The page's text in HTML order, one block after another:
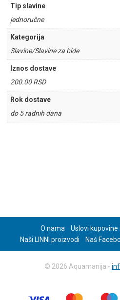
Tip slavine
jednoručne
Kategorija
Slavine/Slavine za bide
Iznos dostave
200.00 RSD
Rok dostave
do 5 radnih dana
O nama
Uslovi
Naši LINNI proizvodi
Naš
© 2026 Aquamanija -